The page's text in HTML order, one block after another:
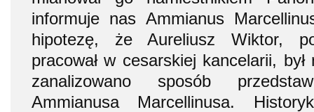
informuje nas Ammianus
hipotezę, że Aureliusz Wiktor,
pracował w cesarskiej kancelarii,
zanalizowano sposób
Ammianusa Marcellinusa.